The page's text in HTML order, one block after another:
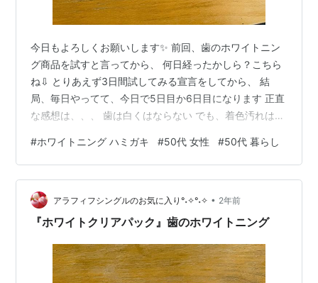
今日もよろしくお願いします✨ 前回、歯のホワイトニン
グ商品を試すと言ってから、 何日経ったかしら？こちら
ね⇩ とりあえず3日間試してみる宣言をしてから、 結
局、毎日やってて、今日で5日目か6日目になります 正直
な感想は、、、 歯は白くはならない でも、着色汚れはキ
が、 なんつーか不潔感がないというか、、、 だから今も
続いてる、というのがあります たぶんホワイトニングっ
て、 きっともっと別次元のことなんだと思う それによく
よく読んだら、この商品、 決して『ホワイトニング』と
は謳っていない 「本来の白い歯へ」とか「ホワイトクレ
#ホワイトニング ハミガキ #50代 女性 #50代 暮らし
アラフィフシングルのお気に入り°˖✧°˖✧ • 2年前
『ホワイトクリアパック』歯のホワイトニング